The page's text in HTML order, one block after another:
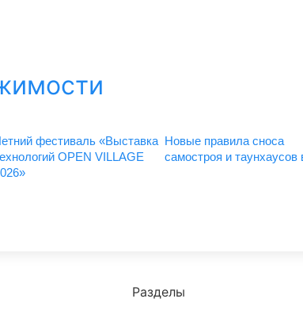
фестиваль «Выставка
OPEN VILLAGE
Новые правила сноса
самостроя и
Разделы